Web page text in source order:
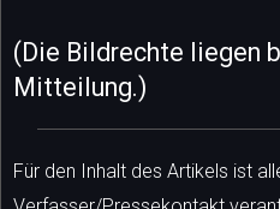
(Die Bildrechte liegen
Mitteilung.)
Für den Inhalt des Artikels ist